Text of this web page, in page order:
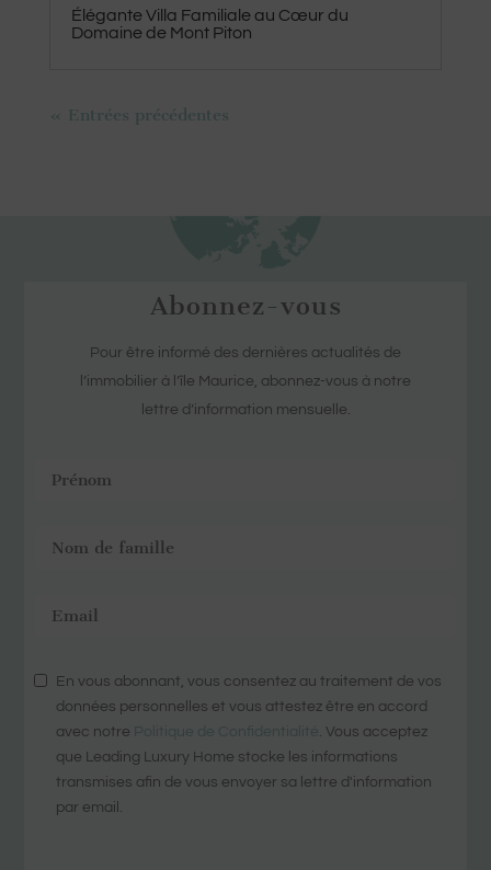
Élégante Villa Familiale au Cœur du
Domaine de Mont Piton
« Entrées précédentes
Abonnez-vous
Pour être informé des dernières actualités de
l’immobilier à l’île Maurice, abonnez-vous à notre
lettre d’information mensuelle.
En vous abonnant, vous consentez au traitement de vos
données personnelles et vous attestez être en accord
avec notre Politique de Confidentialité. Vous acceptez
que Leading Luxury Home stocke les informations
transmises afin de vous envoyer sa lettre d'information
par email.